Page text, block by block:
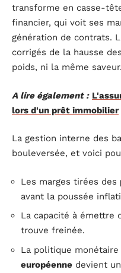
transforme en casse-
financier, qui voit ses
génération de contrats.
corrigés de la hausse
poids, ni la même saveur.
A lire également :
lors d'un prêt immobilier
La gestion interne des
bouleversée, et voici
Les marges tirées des
avant la poussée
La capacité à émettre
trouve freinée.
La politique monétaire
européenne devient